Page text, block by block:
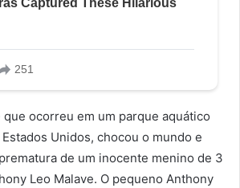
ocorreu em um parque aquático
Unidos, chocou o mundo e
de um inocente menino de 3
Leo Malave. O pequeno Anthony